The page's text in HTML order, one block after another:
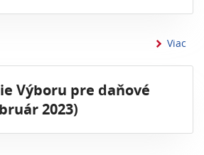
Viac
Výboru pre daňové
2023)